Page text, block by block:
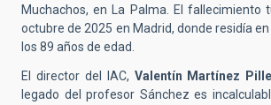
Muchachos, en La Palma. El fallecimiento
octubre de 2025 en Madrid, donde residía
los 89 años de edad.
El director del IAC, Valentín Martínez
legado del profesor Sánchez es